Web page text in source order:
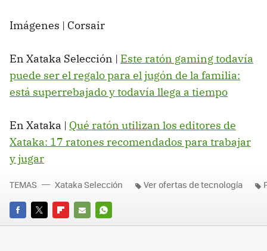
Imágenes | Corsair
En Xataka Selección | Este ratón gaming todavía
puede ser el regalo para el jugón de la familia:
está superrebajado y todavía llega a tiempo
En Xataka | Qué ratón utilizan los editores de
Xataka: 17 ratones recomendados para trabajar
y jugar
FACEBOOK
TWITTERFLIPBOARD
E-
WHATSAPP
TEMAS Xataka Selección Ver ofertas de tecnología